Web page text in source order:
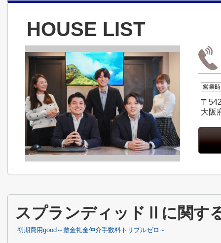
HOUSE LIST
〒
大阪
スプランディッドⅡに関す
初期費用good～敷金礼金仲介手数料トリプルゼロ～